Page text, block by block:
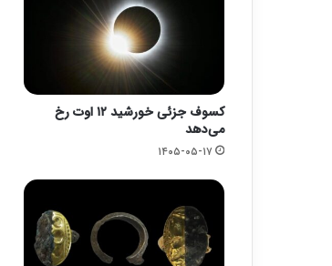
کسوف جزئی خورشید ۱۲ اوت رخ
می‌دهد
۱۴۰۵-۰۵-۱۷